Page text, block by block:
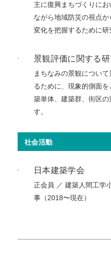
主に復興まちづくりに
ながら地域防災の視点
変化を把握するために研
景観評価に関する
まちなみの景観につい
るために、現象的側面
築単体、建築群、街区
す。
社会活動
日本建築学会
正会員 ／ 建築人間工
事（2018〜現在）